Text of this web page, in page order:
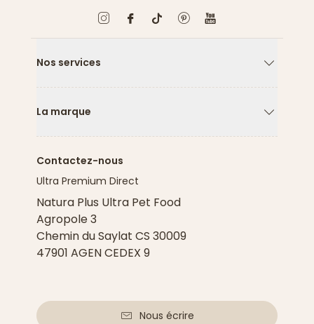
Nos services
La marque
Contactez-nous
Ultra Premium Direct
Natura Plus Ultra Pet Food
Agropole 3
Chemin du Saylat CS 30009
47901 AGEN CEDEX 9
Nous écrire